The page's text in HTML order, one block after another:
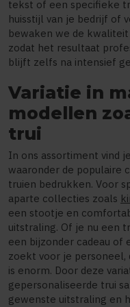
tekst of een specifieke
huisstijl van je bedrijf of
bewaken we de
zodat het resultaat
blijft zelfs na intensief
Variatie in
modellen
trui
In ons assortiment vind
waaronder de populaire
truien bedrukken. Voor
aparte collecties zoals
een stootje en
uitstraling. Of je nu een
een bijzonder cadeau
zoekt voor je personeel,
is enorm. Door deze
gepersonaliseerde trui
gewenste uitstraling en